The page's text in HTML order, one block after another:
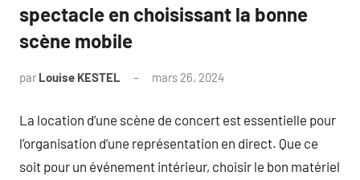
spectacle en choisissant la bonne
scène mobile
par Louise KESTEL mars 26, 2024
La location d’une scène de concert est essentielle pour
l’organisation d’une représentation en direct. Que ce
soit pour un événement intérieur, choisir le bon matériel